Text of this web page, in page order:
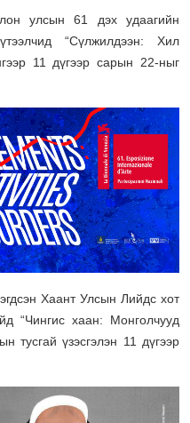
улсын 61 дэх удаагийн
“Сүлжилдээн: Хил
11 дүгээр сарын 22-ныг
Хаант Улсын Лийдс хот
“Чингис хаан: Монголчууд
тусгай үзэсгэлэн 11 дүгээр